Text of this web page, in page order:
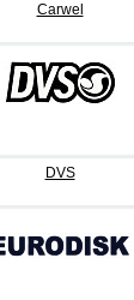
Carwel
DVS